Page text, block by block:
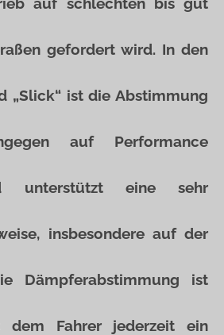
gefordert wird. In den
„Slick“ ist die Abstimmung
auf Performance
unterstützt eine sehr
insbesondere auf der
Dämpferabstimmung ist
Fahrer jederzeit ein